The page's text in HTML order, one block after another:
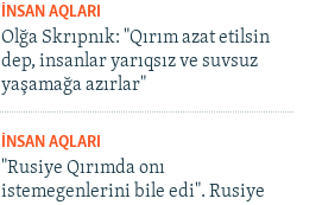
İNSAN AQLARI
Olğa Skrıpnık: "Qırım azat etilsin
dep, insanlar yarıqsız ve suvsuz
yaşamağa azırlar"
İNSAN AQLARI
"Rusiye Qırımda onı
istemegenlerini bile edi". Rusiye